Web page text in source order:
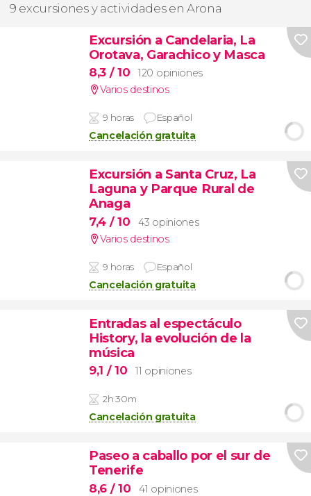
9 excursiones y actividades en Arona
Excursión a Candelaria, La
Orotava, Garachico y Masca
8,3 / 10
120 opiniones
Varios destinos
9 horas Español
Cancelación gratuita
Excursión a Santa Cruz, La
Laguna y Parque Rural de
Anaga
7,4 / 10
43 opiniones
Varios destinos
9 horas Español
Cancelación gratuita
Entradas al espectáculo
History, la evolución de la
música
9,1 / 10 11 opiniones
2h 30m
Cancelación gratuita
Paseo a caballo por el sur de
Tenerife
8,6 / 10 41 opiniones